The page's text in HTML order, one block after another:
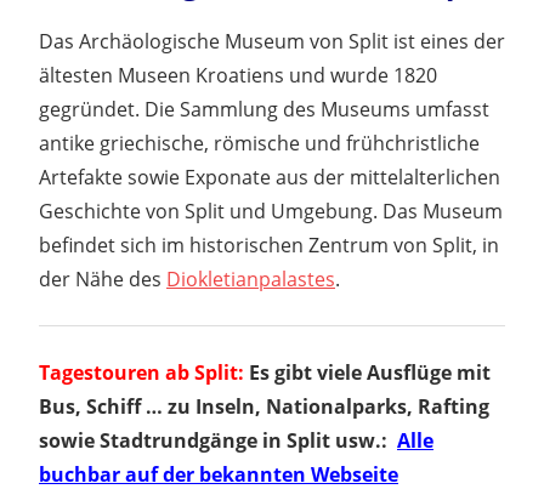
Das Archäologische Museum von Split ist eines der
ältesten Museen Kroatiens und wurde 1820
gegründet. Die Sammlung des Museums umfasst
antike griechische, römische und frühchristliche
Artefakte sowie Exponate aus der mittelalterlichen
Geschichte von Split und Umgebung. Das Museum
befindet sich im historischen Zentrum von Split, in
der Nähe des Diokletianpalastes.
Tagestouren ab Split: Es gibt viele Ausflüge mit
Bus, Schiff … zu Inseln, Nationalparks, Rafting
sowie Stadtrundgänge in Split usw.: Alle
buchbar auf der bekannten Webseite